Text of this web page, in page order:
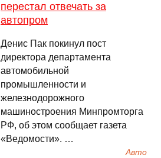
перестал отвечать за
автопром
Денис Пак покинул пост
директора департамента
автомобильной
промышленности и
железнодорожного
машиностроения Минпромторга
РФ, об этом сообщает газета
«Ведомости». …
Авто